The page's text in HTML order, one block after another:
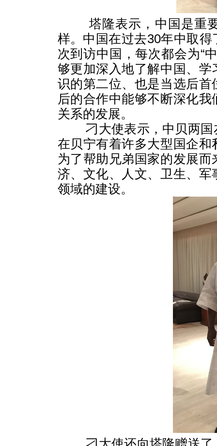
塔隆表示，中国是重要
样。中国在过去30年中取得
次到访中国，每次都会为“
够更加深入地了解中国、
识的第二位、也是当选后
后的合作中能够不断深化
关系的发展。
刁大使表示，中贝两国
在贝宁有着许多大型国企
为了帮助兄弟国家的发展
济、文化、人文、卫生、
领域的建设。